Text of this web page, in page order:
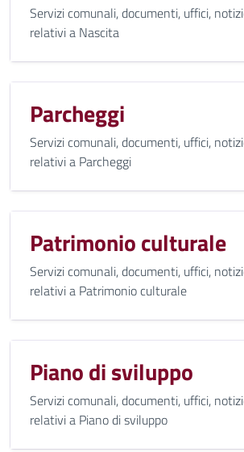
Servizi comunali, documenti, uffici,
relativi a Nascita
Parcheggi
Servizi comunali, documenti, uffici,
relativi a Parcheggi
Patrimonio culturale
Servizi comunali, documenti, uffici,
relativi a Patrimonio culturale
Piano di sviluppo
Servizi comunali, documenti, uffici,
relativi a Piano di sviluppo